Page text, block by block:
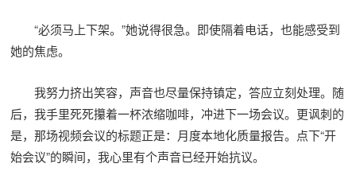
“必须马上下架。”她说得很急。即使隔着电话，也能感受到
她的焦虑。
我努力挤出笑容，声音也尽量保持镇定，答应立刻处理。随
后，我手里死死攥着一杯浓缩咖啡，冲进下一场会议。更讽刺的
是，那场视频会议的标题正是：月度本地化质量报告。点下“开
始会议”的瞬间，我心里有个声音已经开始抗议。